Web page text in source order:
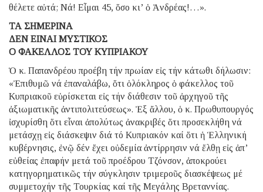
θέλετε αὐτά; Νά! Εἶμαι 45, ὅσο κι’ ὁ Ἀνδρέας!…».
ΤΑ ΣΗΜΕΡΙΝΑ
ΔΕΝ ΕΙΝΑΙ ΜΥΣΤΙΚΟΣ
Ο ΦΑΚΕΛΛΟΣ ΤΟΥ ΚΥΠΡΙΑΚΟΥ
Ὁ κ. Παπανδρέου προέβη τήν πρωίαν εἰς τήν κάτωθι δήλωσιν:
«Ἐπιθυμῶ νά ἐπαναλάβω, ὅτι ὁλόκληρος ὁ φάκελλος τοῦ
Κυπριακοῦ εὑρίσκεται εἰς τήν διάθεσιν τοῦ ἀρχηγοῦ τῆς
ἀξιωματικῆς ἀντιπολιτεύσεως». Ἐξ ἄλλου, ὁ κ. Πρωθυπουργός
ἰσχυρίσθη ὅτι εἶναι ἀπολύτως ἀνακριβές ὅτι προσεκλήθη νά
μετάσχῃ εἰς διάσκεψιν διά τό Κυπριακόν καί ὅτι ἡ Ἑλληνική
κυβέρνησις, ἐνῷ δέν ἔχει οὐδεμία ἀντίρρησιν νά ἔλθῃ εἰς ἀπ’
εὐθείας ἐπαφήν μετά τοῦ προέδρου Τζόνσον, ἀποκρούει
κατηγορηματικῶς τήν σύγκλησιν τριμεροῦς διασκέψεως μέ
συμμετοχήν τῆς Τουρκίας καί τῆς Μεγάλης Βρεταννίας.